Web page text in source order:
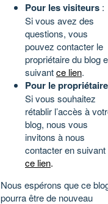
Pour les visiteurs :
Si vous avez des
questions, vous
pouvez contacter le
propriétaire du blog
suivantce lien.
Pour le propriétaire
Si vous souhaitez
rétablir l’accès à
blog, nous vous
invitons à nous
contacter en suivant
ce lien.
Nous espérons que ce
pourra être de nouveau